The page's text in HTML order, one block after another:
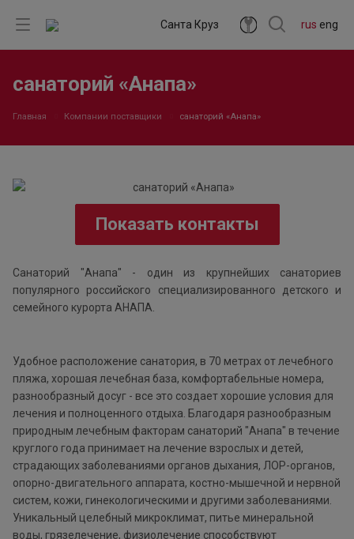
rus eng
Санта Круз
санаторий «Анапа»
Главная Компании поставщики санаторий «Анапа»
Показать контакты
Санаторий "Анапа" - один из крупнейших санаториев
популярного российского специализированного детского и
семейного курорта АНАПА.
Удобное расположение санатория, в 70 метрах от лечебного
пляжа, хорошая лечебная база, комфортабельные номера,
разнообразный досуг - все это создает хорошие условия для
лечения и полноценного отдыха. Благодаря разнообразным
природным лечебным факторам санаторий "Анапа" в течение
круглого года принимает на лечение взрослых и детей,
страдающих заболеваниями органов дыхания, ЛОР-органов,
опорно-двигательного аппарата, костно-мышечной и нервной
систем, кожи, гинекологическими и другими заболеваниями.
Уникальный целебный микроклимат, питье минеральной
воды, грязелечение, физиолечение способствуют